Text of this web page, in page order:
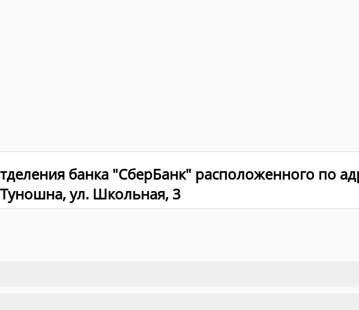
банка "СберБанк" расположенного по
Туношна, ул. Школьная, 3